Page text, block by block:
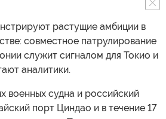
растущие амбиции в
совместное патрулирование
служит сигналом для Токио и
аналитики.
военных судна и российский
порт Циндао и в течение 17